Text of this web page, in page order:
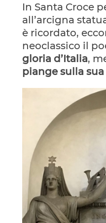
In Santa Croce
all’arcigna
è ricordato,
neoclassico il
gloria d’Italia,
piange sulla